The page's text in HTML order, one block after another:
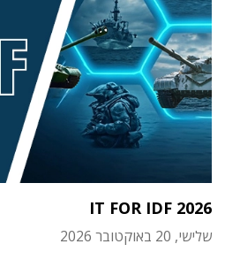
IT FOR IDF 2026
שלישי, 20 באוקטובר 2026